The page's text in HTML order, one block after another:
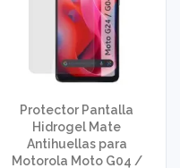
Protector Pantalla
Hidrogel Mate
Antihuellas para
Motorola Moto G04 /